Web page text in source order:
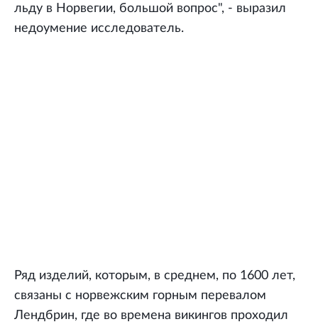
льду в Норвегии, большой вопрос", - выразил
недоумение исследователь.
Ряд изделий, которым, в среднем, по 1600 лет,
связаны с норвежским горным перевалом
Лендбрин, где во времена викингов проходил